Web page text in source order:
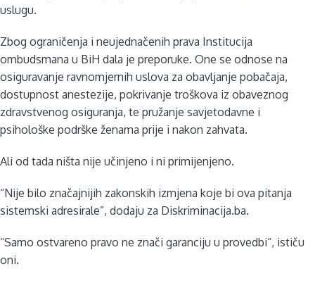
uslugu.
Zbog ograničenja i neujednačenih prava Institucija
ombudsmana u BiH dala je preporuke. One se odnose na
osiguravanje ravnomjernih uslova za obavljanje pobačaja,
dostupnost anestezije, pokrivanje troškova iz obaveznog
zdravstvenog osiguranja, te pružanje savjetodavne i
psihološke podrške ženama prije i nakon zahvata.
Ali od tada ništa nije učinjeno i ni primijenjeno.
“Nije bilo značajnijih zakonskih izmjena koje bi ova pitanja
sistemski adresirale”, dodaju za Diskriminacija.ba.
“Samo ostvareno pravo ne znači garanciju u provedbi“, ističu
oni.